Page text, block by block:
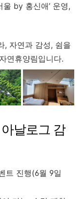
울 by 홍신애’ 운영,
, 자연과 감성, 쉼을
연휴양림입니다.
날로그 감
트 진행(6월 9일